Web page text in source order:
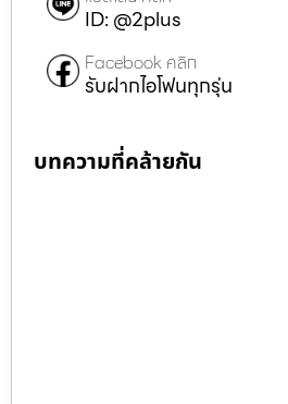
ID: @2plus
Facebook คลิก
รับฝากไอโฟนทุกรุ่น
บทความที่คล้ายกัน